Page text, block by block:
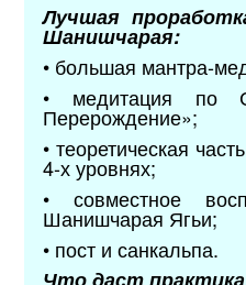
Лучшая
Шанишчарая:
• большая мантра-
• медитация по
Перерождение»;
• теоретическая
4-х уровнях;
• совместное
Шанишчарая Ягьи;
• пост и санкальпа.
Что даст